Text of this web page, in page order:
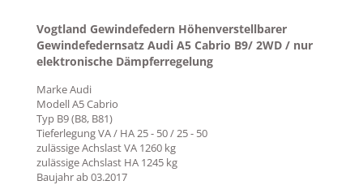
Vogtland Gewindefedern Höhenverstellbarer
Gewindefedernsatz Audi A5 Cabrio B9/ 2WD / nur
elektronische Dämpferregelung
MarkeAudi
ModellA5 Cabrio
Typ B9 (B8, B81)
Tieferlegung VA / HA25 - 50 / 25 - 50
zulässige Achslast VA 1260 kg
zulässige Achslast HA 1245 kg
Baujahr ab03.2017